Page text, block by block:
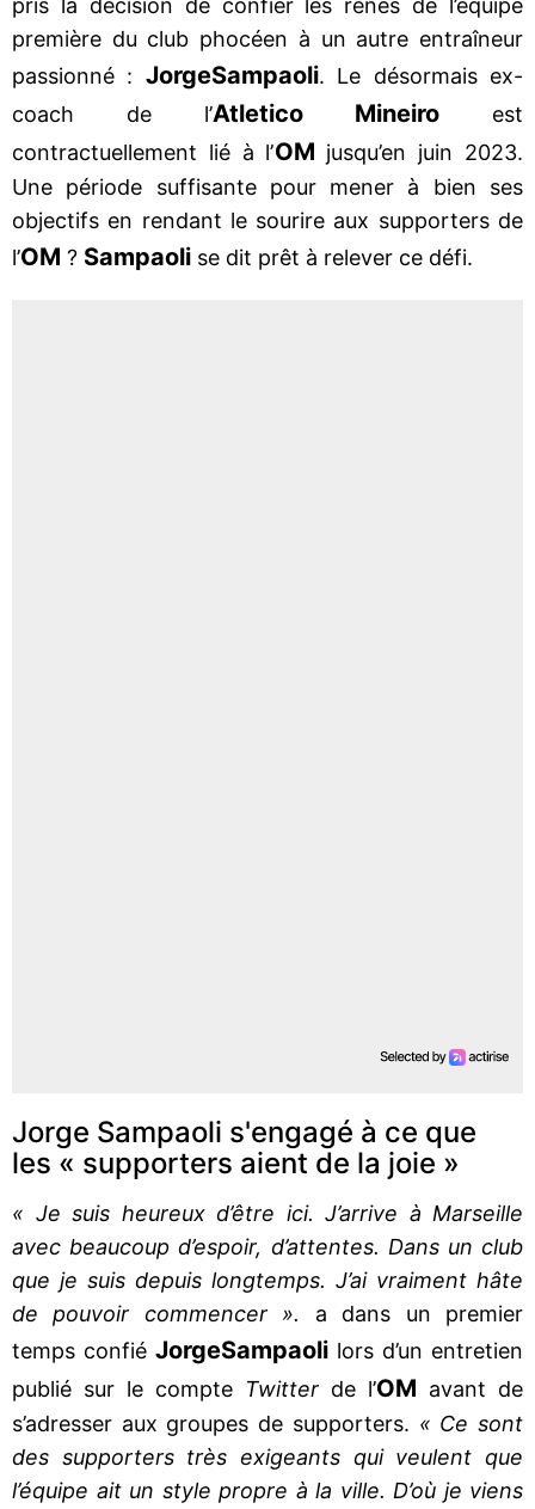
pris la décision de confier les rênes de l’équipe
première du club phocéen à un autre entraîneur
passionné : JorgeSampaoli. Le désormais ex-
coach de l’Atletico Mineiro est
contractuellement lié à l’OM jusqu’en juin 2023.
Une période suffisante pour mener à bien ses
objectifs en rendant le sourire aux supporters de
l’OM ? Sampaoli se dit prêt à relever ce défi.
Jorge Sampaoli s'engagé à ce que
les « supporters aient de la joie »
« Je suis heureux d’être ici. J’arrive à Marseille
avec beaucoup d’espoir, d’attentes. Dans un club
que je suis depuis longtemps. J’ai vraiment hâte
de pouvoir commencer ».
a dans un premier
temps confié JorgeSampaoli lors d’un entretien
publié sur le compte Twitter de l’OM avant de
s’adresser aux groupes de supporters. « Ce sont
des supporters très exigeants qui veulent que
l’équipe ait un style propre à la ville. D’où je viens